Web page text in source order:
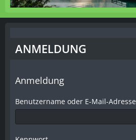
ANMELDUNG
Anmeldung
Benutzername oder E-Mail-Adresse